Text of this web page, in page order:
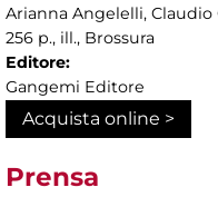
Arianna Angelelli, Claudio
256 p., ill., Brossura
Editore:
Gangemi Editore
Acquista online >
Prensa